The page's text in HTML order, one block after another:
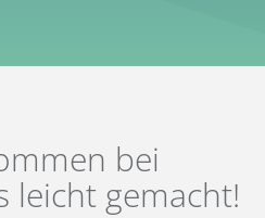
bei
leicht gemacht!